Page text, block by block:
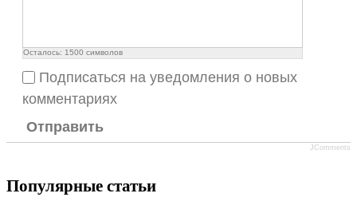
Осталось: 1500 символов
Подписаться на уведомления о новых
комментариях
Отправить
JComments
Популярные статьи